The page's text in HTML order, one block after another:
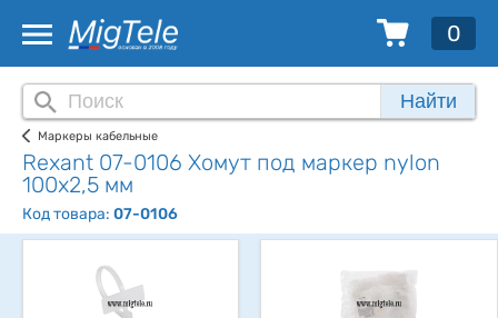
0
Найти
Маркеры кабельные
Rexant 07-0106 Хомут под маркер nylon
100x2,5 мм
Код товара: 07-0106